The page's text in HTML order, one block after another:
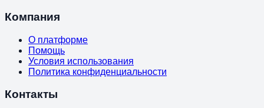
Компания
О платформе
Помощь
Условия использования
Политика конфиденциальности
Контакты